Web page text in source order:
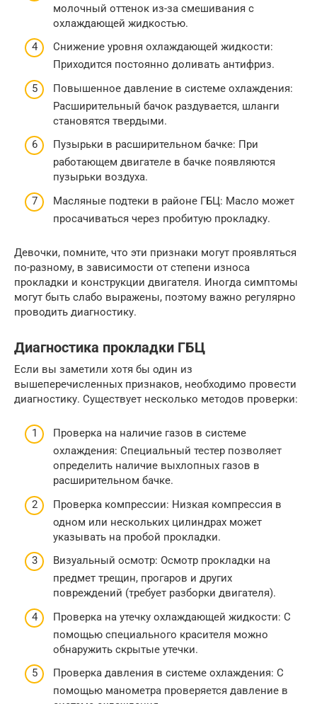
молочный оттенок из-за смешивания с
охлаждающей жидкостью.
Снижение уровня охлаждающей жидкости:
Приходится постоянно доливать антифриз.
Повышенное давление в системе охлаждения:
Расширительный бачок раздувается, шланги
становятся твердыми.
Пузырьки в расширительном бачке: При
работающем двигателе в бачке появляются
пузырьки воздуха.
Масляные подтеки в районе ГБЦ: Масло может
просачиваться через пробитую прокладку.
Девочки, помните, что эти признаки могут проявляться
по-разному, в зависимости от степени износа
прокладки и конструкции двигателя. Иногда симптомы
могут быть слабо выражены, поэтому важно регулярно
проводить диагностику.
Диагностика прокладки ГБЦ
Если вы заметили хотя бы один из
вышеперечисленных признаков, необходимо провести
диагностику. Существует несколько методов проверки:
Проверка на наличие газов в системе
охлаждения: Специальный тестер позволяет
определить наличие выхлопных газов в
расширительном бачке.
Проверка компрессии: Низкая компрессия в
одном или нескольких цилиндрах может
указывать на пробой прокладки.
Визуальный осмотр: Осмотр прокладки на
предмет трещин, прогаров и других
повреждений (требует разборки двигателя).
Проверка на утечку охлаждающей жидкости: С
помощью специального красителя можно
обнаружить скрытые утечки.
Проверка давления в системе охлаждения: С
помощью манометра проверяется давление в